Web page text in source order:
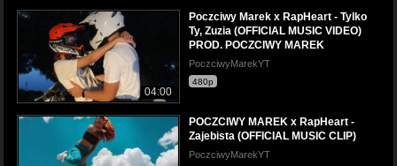
04:00
Poczciwy Marek x RapHeart - Tylko
Ty, Zuzia (OFFICIAL MUSIC VIDEO)
PROD. POCZCIWY MAREK
PoczciwyMarekYT
480p
POCZCIWY MAREK x RapHeart -
Zajebista (OFFICIAL MUSIC CLIP)
PoczciwyMarekYT